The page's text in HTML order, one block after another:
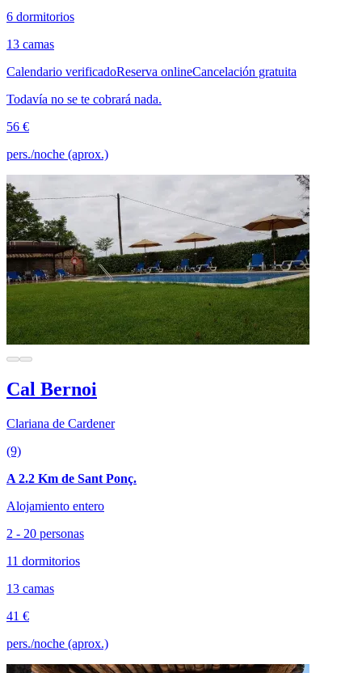
6 dormitorios
13 camas
Calendario verificadoReserva onlineCancelación gratuita
Todavía no se te cobrará nada.
56 €
pers./noche (aprox.)
Cal Bernoi
Clariana de Cardener
(9)
A 2.2 Km de Sant Ponç.
Alojamiento entero
2 - 20 personas
11 dormitorios
13 camas
41 €
pers./noche (aprox.)